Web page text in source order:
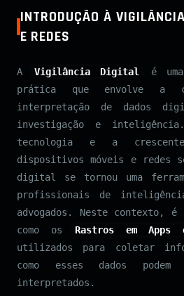
INTRODUÇÃO À
E REDES
A Vigilância Digital
é
prática que envolve a
interpretação de dados
investigação e
tecnologia e a crescente
dispositivos móveis e redes
digital se tornou uma
profissionais de
advogados. Neste contexto, é
como os
Rastros em Apps
utilizados para coletar
como esses dados
interpretados.